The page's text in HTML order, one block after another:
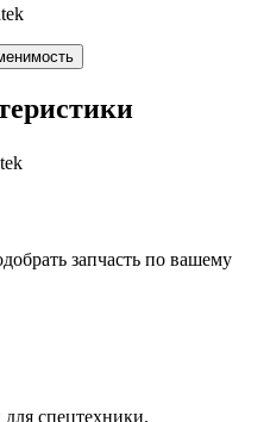
запчасть по вашему
спецтехники.